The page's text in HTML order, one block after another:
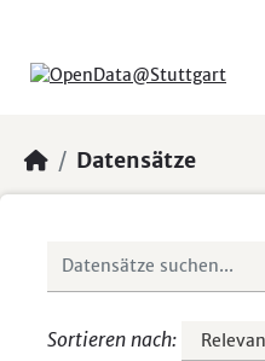
Datensätze
Sortieren nach